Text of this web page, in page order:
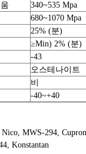
340~535 Mpa
680~1070 Mpa
25% (분)
≥Min) 2% (분)
-43
오스테나이트
비
-40~+40
MWS-294,
Konstantan